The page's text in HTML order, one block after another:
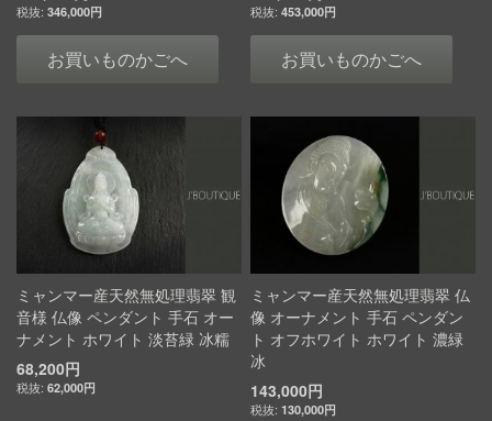
346,000円
お買いものかごへ
453,000円
お買いものかごへ
ミャンマー産天然無処理翡翠 観
音様 仏像 ペンダント 手石 オー
ナメント ホワイト 淡苔緑 冰糯
68,200円
62,000円
ミャンマー産天然無処理翡翠 仏
像 オーナメント 手石 ペンダン
ト オフホワイト ホワイト 濃緑
冰
143,000円
130,000円